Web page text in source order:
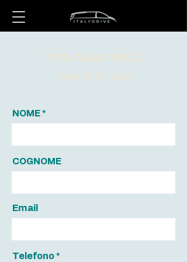
בקשת הצעת מחיר
נענה תוך 24 שעות
NOME
COGNOME
Email
Telefono